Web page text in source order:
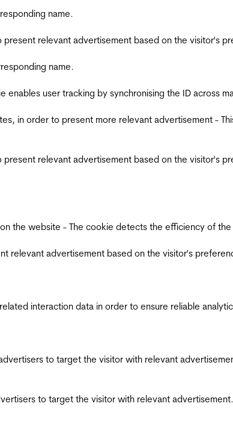
name.
relevant advertisement based on the visitor's
name.
enables user tracking by synchronising the ID across
in order to present more relevant advertisement -
relevant advertisement based on the visitor's
the website - The cookie detects the efficiency of
relevant advertisement based on the visitor's
interaction data in order to ensure reliable
to target the visitor with relevant
to target the visitor with relevant